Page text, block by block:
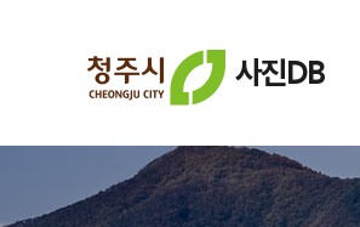
사진DB